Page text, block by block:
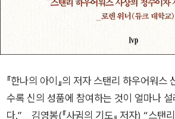
『한나의 아이』의 저자 스탠리 하우어워스
수록 신의 성품에 참여하는 것이 얼마나
다.” _ 김영봉(『사귐의 기도』 저자) “스탠리 하우어워스 사상의